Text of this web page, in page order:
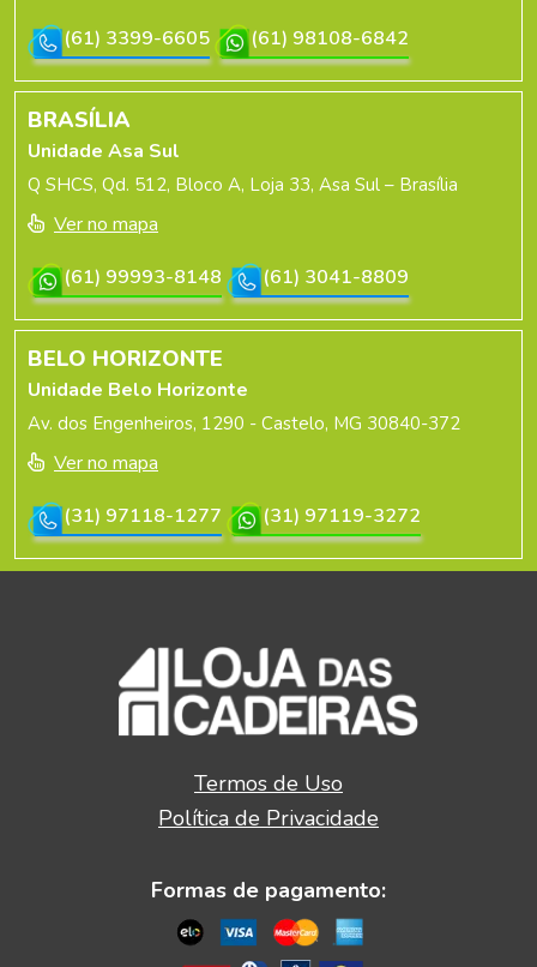
(61) 3399-6605
(61) 98108-6842
BRASÍLIA
Unidade Asa Sul
Q SHCS, Qd. 512, Bloco A, Loja 33, Asa Sul – Brasília
Ver no mapa
(61) 99993-8148
(61) 3041-8809
BELO HORIZONTE
Unidade Belo Horizonte
Av. dos Engenheiros, 1290 - Castelo, MG 30840-372
Ver no mapa
(31) 97118-1277
(31) 97119-3272
Termos de Uso
Política de Privacidade
Formas de pagamento: